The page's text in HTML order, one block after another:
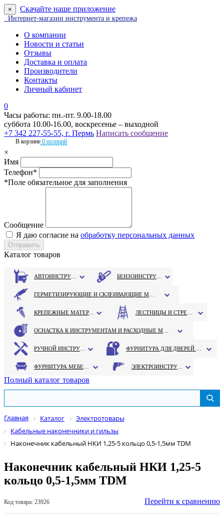
× Скачайте наше приложение
Интернет-магазин инструмента и крепежа
О компании
Новости и статьи
Отзывы
Доставка и оплата
Производители
Контакты
Личный кабинет
0
Часы работы: пн.-пт. 9.00-18.00
суббота 10.00-16.00, воскресенье – выходной
+7 342 227-55-55, г. Пермь Написать сообщение
В корзине 0 позиций
×
Имя
Телефон*
*Поле обязательное для заполнения
Сообщение
Я даю согласие на обработку персональных данных
Каталог товаров
Полный каталог товаров
Главная Каталог
Электротовары
Кабельные наконечники и гильзы
Наконечник кабельный НКИ 1,25-5 кольцо 0,5-1,5мм TDM
Наконечник кабельный НКИ 1,25-5
кольцо 0,5-1,5мм TDM
Код товара: 23926 Перейти к сравнению